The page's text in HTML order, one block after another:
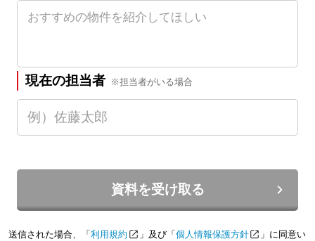
現在の担当者 ※担当者がいる場合
資料を受け取る
送信された場合、「 利用規約 」及び「 個人情報保護方針
」に同意い